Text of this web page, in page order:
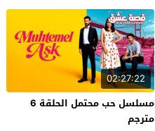
02:27:22
مسلسل حب محتمل الحلقة 6
مترجم